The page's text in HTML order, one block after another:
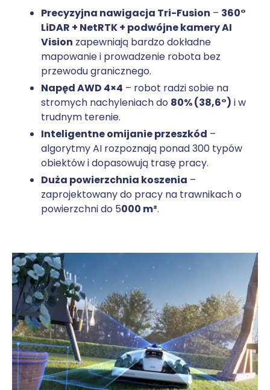
Precyzyjna nawigacja Tri-Fusion – 360°
LiDAR + NetRTK + podwójne kamery AI
Vision zapewniają bardzo dokładne
mapowanie i prowadzenie robota bez
przewodu granicznego.
Napęd AWD 4×4 – robot radzi sobie na
stromych nachyleniach do 80% (38,6°) i w
trudnym terenie.
Inteligentne omijanie przeszkód –
algorytmy AI rozpoznają ponad 300 typów
obiektów i dopasowują trasę pracy.
Duża powierzchnia koszenia –
zaprojektowany do pracy na trawnikach o
powierzchni do 5000 m².